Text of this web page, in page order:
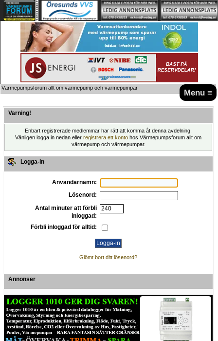
Menu ≡
Värmepumpsforum allt om värmepump och värmepumpar
Varning!
Enbart registrerade medlemmar har rätt att komma åt denna avdelning.
Vänligen logga in nedan eller registrera ett konto hos Värmepumpsforum allt om
värmepump och värmepumpar.
Logga-in
Användarnamn:
Lösenord:
Antal minuter att förbli
inloggad:
Förbli inloggad för alltid:
Glömt bort ditt lösenord?
Annonser